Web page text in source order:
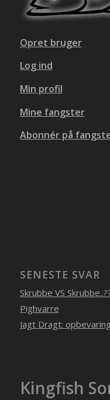
Opret bruger
Log ind
Min profil
Mine fangster
Abonnér på
SENESTE SVAR
Skrubbe VS
Pighvarre
Jagt Dragt:
Kingfish